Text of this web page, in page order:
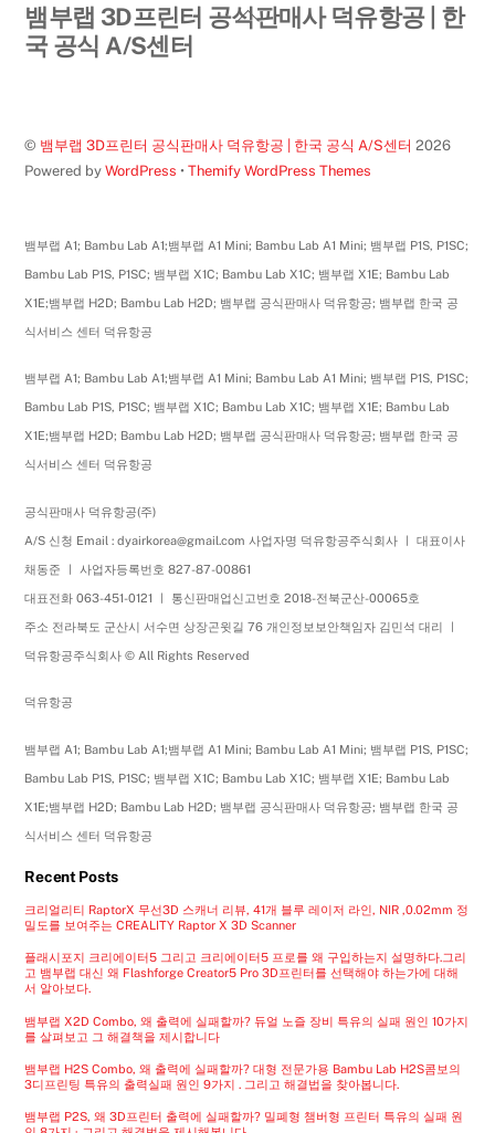
Back
뱀부랩 3D프린터 공식판매사 덕유항공 | 한
국 공식 A/S센터
© 뱀부랩 3D프린터 공식판매사 덕유항공 | 한국 공식 A/S센터 2026
Powered byWordPress •Themify WordPress Themes
뱀부랩 A1; Bambu Lab A1;뱀부랩 A1 Mini; Bambu Lab A1 Mini; 뱀부랩 P1S, P1SC;
Bambu Lab P1S, P1SC; 뱀부랩 X1C; Bambu Lab X1C; 뱀부랩 X1E; Bambu Lab
X1E;뱀부랩 H2D; Bambu Lab H2D; 뱀부랩 공식판매사 덕유항공; 뱀부랩 한국 공
식서비스 센터 덕유항공
뱀부랩 A1; Bambu Lab A1;뱀부랩 A1 Mini; Bambu Lab A1 Mini; 뱀부랩 P1S, P1SC;
Bambu Lab P1S, P1SC; 뱀부랩 X1C; Bambu Lab X1C; 뱀부랩 X1E; Bambu Lab
X1E;뱀부랩 H2D; Bambu Lab H2D; 뱀부랩 공식판매사 덕유항공; 뱀부랩 한국 공
식서비스 센터 덕유항공
공식판매사 덕유항공(주)
A/S 신청 Email : dyairkorea@gmail.com 사업자명 덕유항공주식회사 ㅣ 대표이사
채동준 ㅣ 사업자등록번호 827-87-00861
대표전화 063-451-0121 ㅣ 통신판매업신고번호 2018-전북군산-00065호
주소 전라북도 군산시 서수면 상장곤윗길 76 개인정보보안책임자 김민석 대리 ㅣ
덕유항공주식회사 © All Rights Reserved
덕유항공
뱀부랩 A1; Bambu Lab A1;뱀부랩 A1 Mini; Bambu Lab A1 Mini; 뱀부랩 P1S, P1SC;
Bambu Lab P1S, P1SC; 뱀부랩 X1C; Bambu Lab X1C; 뱀부랩 X1E; Bambu Lab
X1E;뱀부랩 H2D; Bambu Lab H2D; 뱀부랩 공식판매사 덕유항공; 뱀부랩 한국 공
식서비스 센터 덕유항공
Recent Posts
크리얼리티 RaptorX 무선3D 스캐너 리뷰, 41개 블루 레이저 라인, NIR ,0.02mm 정
밀도를 보여주는 CREALITY Raptor X 3D Scanner
플래시포지 크리에이터5 그리고 크리에이터5 프로를 왜 구입하는지 설명하다.그리
고 뱀부랩 대신 왜 Flashforge Creator5 Pro 3D프린터를 선택해야 하는가에 대해
서 알아보다.
뱀부랩 X2D Combo, 왜 출력에 실패할까? 듀얼 노즐 장비 특유의 실패 원인 10가지
를 살펴보고 그 해결책을 제시합니다
뱀부랩 H2S Combo, 왜 출력에 실패할까? 대형 전문가용 Bambu Lab H2S콤보의
3디프린팅 특유의 출력실패 원인 9가지 . 그리고 해결법을 찾아봅니다.
뱀부랩 P2S, 왜 3D프린터 출력에 실패할까? 밀폐형 챔버형 프린터 특유의 실패 원